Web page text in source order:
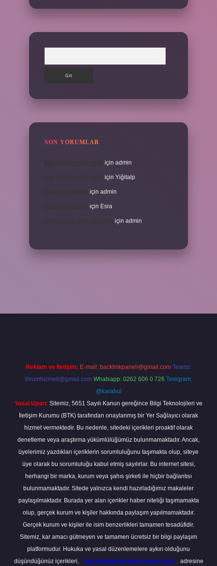
SON YORUMLAR
için admin
için Yiğitalp
için admin
için Esra
için admin
Reklam ve İletişim: E-mail: backlinkpaneli@gmail.com Teams:
forumhizmeti@gmail.com Whatsapp: 0262 606 0 726 Telegram:
@karabul
Yasal Uyarı: Sitemiz, 5651 Sayılı Kanun gereğince Bilgi Teknolojileri ve
İletişim Kurumu (BTK) tarafından onaylanmış bir Yer Sağlayıcı olarak
hizmet vermektedir. Bu nedenle, sitedeki içerikleri proaktif olarak
denetleme veya araştırma yükümlülüğümüz bulunmamaktadır. Ancak,
üyelerimiz yazdıkları içeriklerin sorumluluğunu taşımakta olup, siteye
üye olarak bu sorumluluğu kabul etmiş sayılırlar. Bu internet sitesi,
herhangi bir marka, kurum veya şahıs şirketi ile hiçbir bağlantısı
bulunmamaktadır. Sitede yalnızca kendi hazırladığımız makaleler
paylaşılmaktadır. Burada yer alan içerikler haber niteliği taşımamakta
olup, gerçek kurum ve kişiler hakkında paylaşım yapılmamaktadır.
Gerçek kurum ve kişiler ile isim benzerlikleri tamamen tesadüfidir.
Sitemiz, kar amacı gütmeyen ve tamamen ücretsiz bir bilgi paylaşım
platformudur. Hukuka ve yasal düzenlemelere aykırı olduğunu
düşündüğünüz içerikleri,
backlinkpanelicomtr@gmail.com adresine